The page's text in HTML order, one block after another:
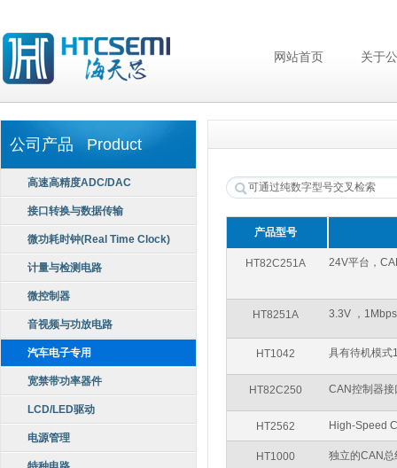
网站首页 关于
公司产品 Product
高速高精度ADC/DAC
接口转换与数据传输
微功耗时钟(Real Time Clock)
计量与检测电路
微控制器
音视频与功放电路
汽车电子专用
宽禁带功率器件
LCD/LED驱动
电源管理
产品型号
HT82C251A 24V平台，
HT8251A 3.3V ，
HT1042 具有待机模式
HT82C250 CAN控制器接
HT2562 High-Speed
HT1000 独立的CAN总